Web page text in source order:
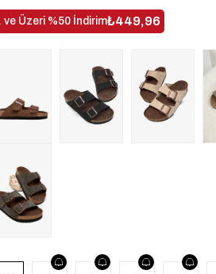
ve Üzeri %50 İndirim₺449,96